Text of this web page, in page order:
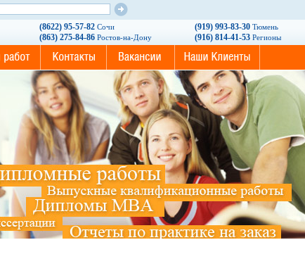
(8622) 95-57-82 Сочи
(863) 275-84-86 Ростов-на-Дону
(919) 993-83-30 Тюмень
(916) 814-41-53 Регионы